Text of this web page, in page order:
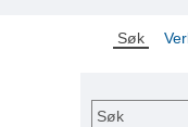
Søk
Søk